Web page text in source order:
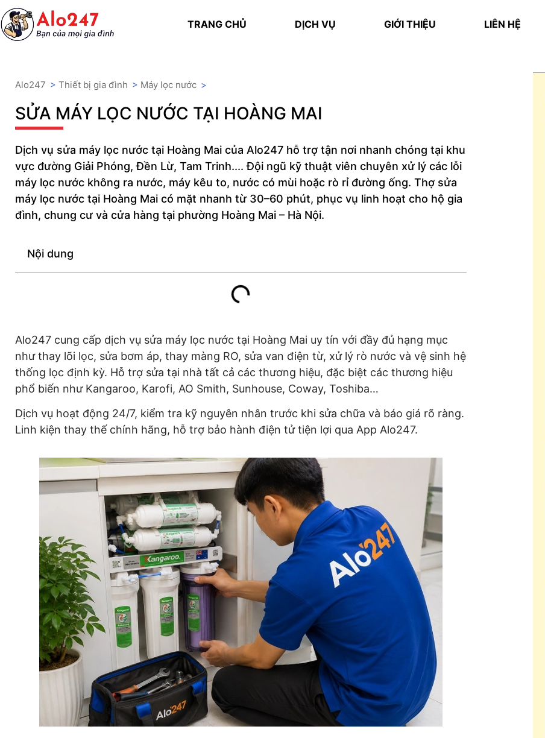
TRANG CHỦ DỊCH VỤ GIỚI THIỆU LIÊN HỆ
Alo247 > Thiết bị gia đình > Máy lọc nước >
SỬA MÁY LỌC NƯỚC TẠI HOÀNG MAI
Dịch vụ sửa máy lọc nước tại Hoàng Mai của Alo247 hỗ trợ tận nơi nhanh chóng tại khu
vực đường Giải Phóng, Đền Lừ, Tam Trinh.... Đội ngũ kỹ thuật viên chuyên xử lý các lỗi
máy lọc nước không ra nước, máy kêu to, nước có mùi hoặc rò rỉ đường ống. Thợ sửa
máy lọc nước tại Hoàng Mai có mặt nhanh từ 30–60 phút, phục vụ linh hoạt cho hộ gia
đình, chung cư và cửa hàng tại phường Hoàng Mai – Hà Nội.
Nội dung
Alo247 cung cấp dịch vụ sửa máy lọc nước tại Hoàng Mai uy tín với đầy đủ hạng mục
như thay lõi lọc, sửa bơm áp, thay màng RO, sửa van điện từ, xử lý rò nước và vệ sinh hệ
thống lọc định kỳ. Hỗ trợ sửa tại nhà tất cả các thương hiệu, đặc biệt các thương hiệu
phổ biến như Kangaroo, Karofi, AO Smith, Sunhouse, Coway, Toshiba…
Dịch vụ hoạt động 24/7, kiểm tra kỹ nguyên nhân trước khi sửa chữa và báo giá rõ ràng.
Linh kiện thay thế chính hãng, hỗ trợ bảo hành điện tử tiện lợi qua App Alo247.